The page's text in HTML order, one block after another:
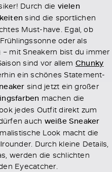
Durch die vielen
sind die sportlichen
Must-have. Egal, ob
oder als
mit Sneakern bist du immer
sind vor allem Chunky
ein schönes Statement-
sind jetzt ein großer
machen die
jedes Outfit direkt zum
auch weiße Sneaker
Look macht die
Durch kleine Details,
werden die schlichten
Eyecatcher.